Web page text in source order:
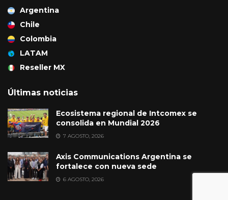
Argentina
Chile
Colombia
LATAM
Reseller MX
Últimas noticias
Ecosistema regional de Intcomex se
consolida en Mundial 2026
7 AGOSTO, 2026
Axis Communications Argentina se
fortalece con nueva sede
6 AGOSTO, 2026